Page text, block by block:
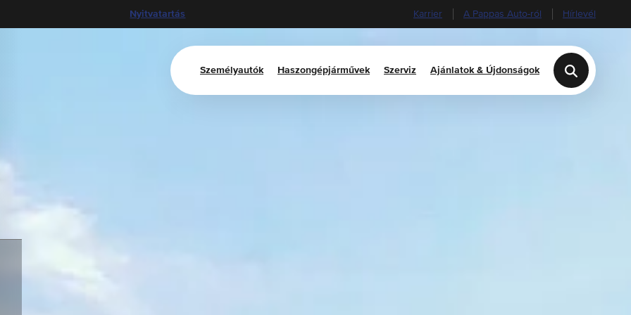
Nyitvatartás Karrier A Pappas Auto-ról Hírlevél
Személyautók Haszongépjárművek Szerviz Ajánlatok & Újdonságok